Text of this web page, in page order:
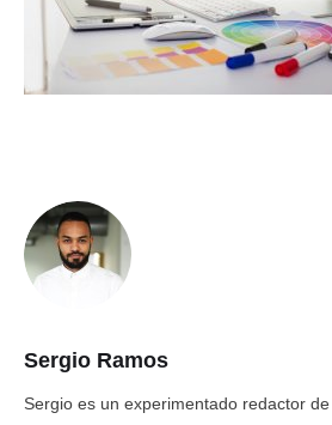
Sergio Ramos
Sergio es un experimentado redactor